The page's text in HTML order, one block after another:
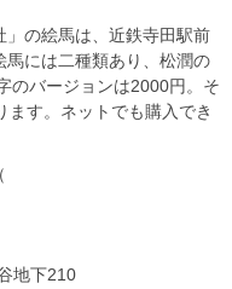
」の絵馬は、近鉄寺田駅前
馬には二種類あり、松潤の
のバージョンは2000円。そ
す。ネットでも購入でき
地下210